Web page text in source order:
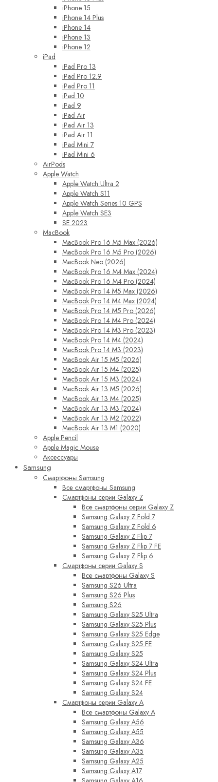
iPhone 15
iPhone 14 Plus
iPhone 14
iPhone 13
iPhone 12
iPad
iPad Pro 13
iPad Pro 12.9
iPad Pro 11
iPad 10
iPad 9
iPad Air
iPad Air 13
iPad Air 11
iPad Mini 7
iPad Mini 6
AirPods
Apple Watch
Apple Watch Ultra 2
Apple Watch S11
Apple Watch Series 10 GPS
Apple Watch SE3
SE 2023
MacBook
MacBook Pro 16 M5 Max (2026)
MacBook Pro 16 M5 Pro (2026)
MacBook Neo (2026)
MacBook Pro 16 M4 Max (2024)
MacBook Pro 16 M4 Pro (2024)
MacBook Pro 14 M5 Max (2026)
MacBook Pro 14 M4 Max (2024)
MacBook Pro 14 M5 Pro (2026)
MacBook Pro 14 M4 Pro (2024)
MacBook Pro 14 M3 Pro (2023)
MacBook Pro 14 M4 (2024)
MacBook Pro 14 M3 (2023)
MacBook Air 15 M5 (2026)
MacBook Air 15 M4 (2025)
MacBook Air 15 M3 (2024)
MacBook Air 13 M5 (2026)
MacBook Air 13 M4 (2025)
MacBook Air 13 M3 (2024)
MacBook Air 13 M2 (2022)
MacBook Air 13 M1 (2020)
Apple Pencil
Apple Magic Mouse
Аксессуары
Samsung
Смартфоны Samsung
Все смартфоны Samsung
Смартфоны серии Galaxy Z
Все смартфоны серии Galaxy Z
Samsung Galaxy Z Fold 7
Samsung Galaxy Z Fold 6
Samsung Galaxy Z Flip 7
Samsung Galaxy Z Flip 7 FE
Samsung Galaxy Z Flip 6
Смартфоны серии Galaxy S
Все смартфоны Galaxy S
Samsung S26 Ultra
Samsung S26 Plus
Samsung S26
Samsung Galaxy S25 Ultra
Samsung Galaxy S25 Plus
Samsung Galaxy S25 Edge
Samsung Galaxy S25 FE
Samsung Galaxy S25
Samsung Galaxy S24 Ultra
Samsung Galaxy S24 Plus
Samsung Galaxy S24 FE
Samsung Galaxy S24
Смартфоны серии Galaxy A
Все смартфоны Galaxy A
Samsung Galaxy A56
Samsung Galaxy A55
Samsung Galaxy A36
Samsung Galaxy A35
Samsung Galaxy A25
Samsung Galaxy A17